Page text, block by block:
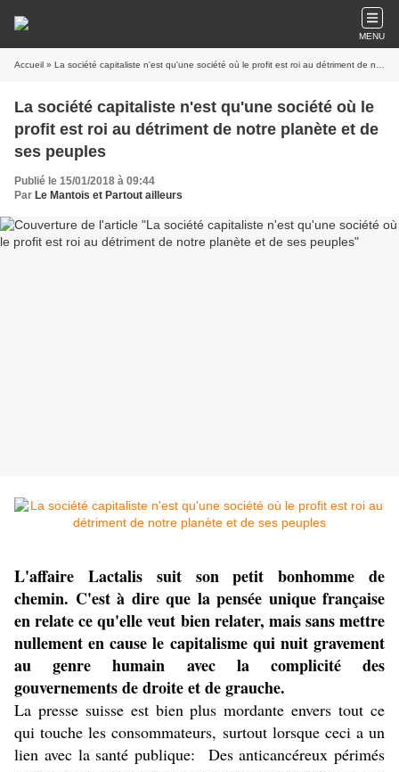
MENU
Accueil » La société capitaliste n'est qu'une société où le profit est roi au détriment de notre planète et de ses peuples
La société capitaliste n'est qu'une société où le
profit est roi au détriment de notre planète et de
ses peuples
Publié le 15/01/2018 à 09:44
Par Le Mantois et Partout ailleurs
L'affaire Lactalis suit son petit bonhomme de
chemin. C'est à dire que la pensée unique française
en relate ce qu'elle veut bien relater, mais sans mettre
nullement en cause le capitalisme qui nuit gravement
au genre humain avec la complicité des
gouvernements de droite et de grauche.
La presse suisse est bien plus mordante envers tout ce
qui touche les consommateurs, surtout lorsque ceci a un
lien avec la santé publique: Des anticancéreux périmés